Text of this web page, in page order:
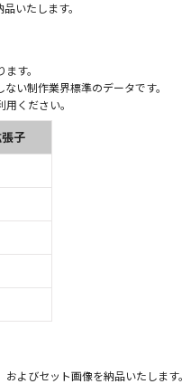
いたします。
す。
い制作業界標準のデータです。
ください。
子
よびセット画像を納品いたします。